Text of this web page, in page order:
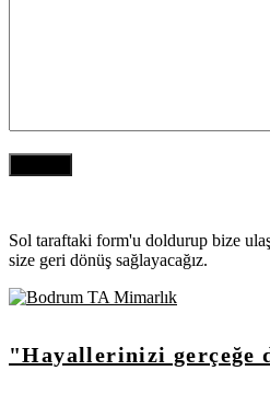
Sol taraftaki form'u doldurup bize
size geri dönüş sağlayacağız.
"Hayallerinizi gerçeğe